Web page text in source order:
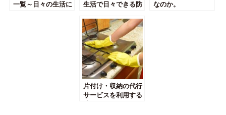
一覧～日々の生活に
生活で日々できる防
なのか。
片付け・収納の代行
サービスを利用する